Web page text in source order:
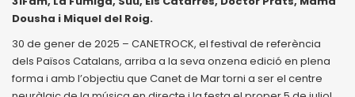
Dousha i Miquel del Roig.
30 de gener de 2025 – CANETROCK, el festival de referència
dels Països Catalans, arriba a la seva onzena edició en plena
forma i amb l’objectiu que Canet de Mar torni a ser el centre